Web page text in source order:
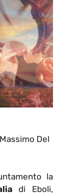
Del
la
di Eboli,